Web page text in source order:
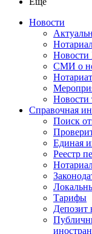
Новости
Новости
СМИ о
Новости
Справочная
Поиск
Единая
Реестр
Тарифы
Депозит